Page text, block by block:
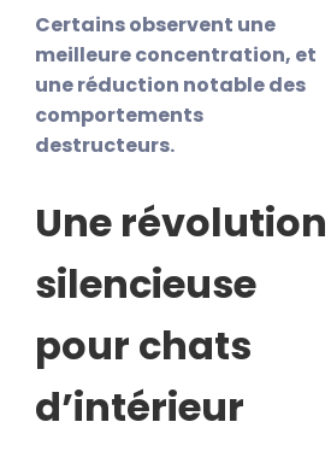
Certains observent une
meilleure concentration, et
une réduction notable des
comportements
destructeurs.
Une révolution
silencieuse
pour chats
d’intérieur